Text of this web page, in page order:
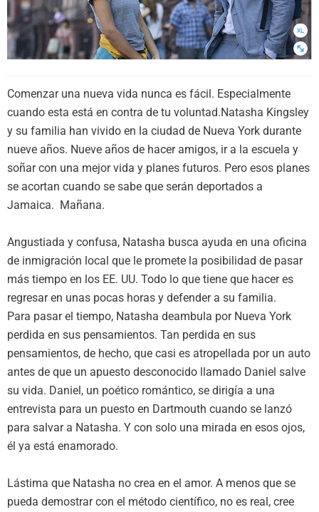
Comenzar una nueva vida nunca es fácil. Especialmente
cuando esta está en contra de tu voluntad.Natasha Kingsley
y su familia han vivido en la ciudad de Nueva York durante
nueve años. Nueve años de hacer amigos, ir a la escuela y
soñar con una mejor vida y planes futuros. Pero esos planes
se acortan cuando se sabe que serán deportados a
Jamaica. Mañana.
Angustiada y confusa, Natasha busca ayuda en una oficina
de inmigración local que le promete la posibilidad de pasar
más tiempo en los EE. UU. Todo lo que tiene que hacer es
regresar en unas pocas horas y defender a su familia.
Para pasar el tiempo, Natasha deambula por Nueva York
perdida en sus pensamientos. Tan perdida en sus
pensamientos, de hecho, que casi es atropellada por un auto
antes de que un apuesto desconocido llamado Daniel salve
su vida. Daniel, un poético romántico, se dirigía a una
entrevista para un puesto en Dartmouth cuando se lanzó
para salvar a Natasha. Y con solo una mirada en esos ojos,
él ya está enamorado.
Lástima que Natasha no crea en el amor. A menos que se
pueda demostrar con el método científico, no es real, cree